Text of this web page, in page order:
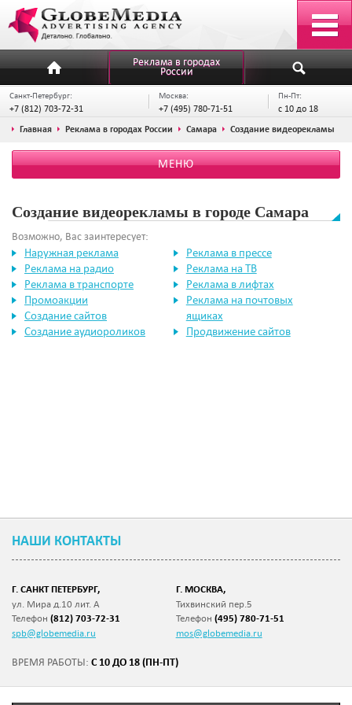
Реклама в городах
России
Санкт-Петербург:
+7 (812) 703-72-31
Москва:
+7 (495) 780-71-51
Пн-Пт:
с 10 до 18
Главная Реклама в городах России Самара Создание видеорекламы
МЕНЮ
Создание видеорекламы в городе Самара
Возможно, Вас заинтересует:
Наружная реклама
Реклама на радио
Реклама в транспорте
Промоакции
Создание сайтов
Создание аудиороликов
Реклама в прессе
Реклама на ТВ
Реклама в лифтах
Реклама на почтовых
ящиках
Продвижение сайтов
НАШИ КОНТАКТЫ
Г. САНКТ ПЕТЕРБУРГ,
ул. Мира д.10 лит. А
Телефон (812) 703-72-31
spb@globemedia.ru
Г. МОСКВА,
Тихвинский пер.5
Телефон (495) 780-71-51
mos@globemedia.ru
ВРЕМЯ РАБОТЫ: С 10 ДО 18 (ПН-ПТ)